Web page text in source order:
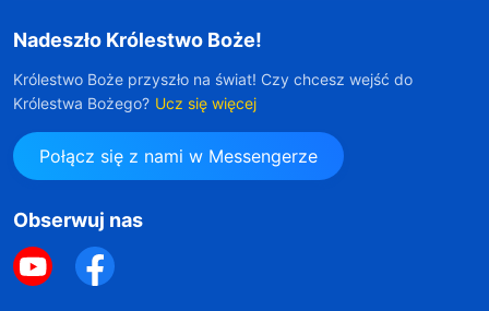
Nadeszło Królestwo Boże!
Królestwo Boże przyszło na świat! Czy chcesz wejść do
Królestwa Bożego? Ucz się więcej
Połącz się z nami w Messengerze
Obserwuj nas